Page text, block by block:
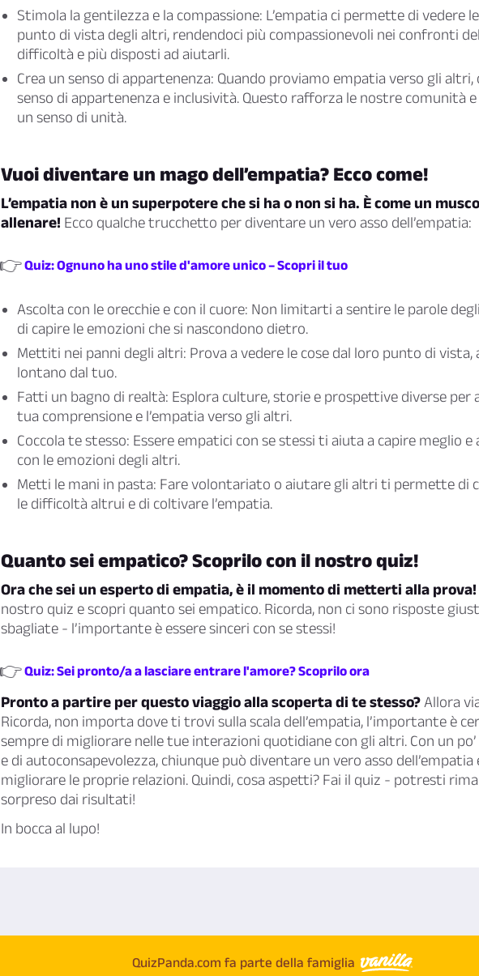
Stimola la gentilezza e la compassione: L’empatia ci permette di vedere
punto di vista degli altri, rendendoci più compassionevoli nei confronti
difficoltà e più disposti ad aiutarli.
Crea un senso di appartenenza: Quando proviamo empatia verso gli altri,
senso di appartenenza e inclusività. Questo rafforza le nostre comunità
un senso di unità.
Vuoi diventare un mago dell’empatia? Ecco come!
L’empatia non è un superpotere che si ha o non si ha. È come un
allenare! Ecco qualche trucchetto per diventare un vero asso dell’empatia:
👉Quiz: Ognuno ha uno stile d'amore unico – Scopri il tuo
Ascolta con le orecchie e con il cuore: Non limitarti a sentire le parole
di capire le emozioni che si nascondono dietro.
Mettiti nei panni degli altri: Prova a vedere le cose dal loro punto di vista,
lontano dal tuo.
Fatti un bagno di realtà: Esplora culture, storie e prospettive diverse per
tua comprensione e l’empatia verso gli altri.
Coccola te stesso: Essere empatici con se stessi ti aiuta a capire meglio
con le emozioni degli altri.
Metti le mani in pasta: Fare volontariato o aiutare gli altri ti permette di
le difficoltà altrui e di coltivare l’empatia.
Quanto sei empatico? Scoprilo con il nostro quiz!
Ora che sei un esperto di empatia, è il momento di metterti alla prova!
nostro quiz e scopri quanto sei empatico. Ricorda, non ci sono risposte
sbagliate - l’importante è essere sinceri con se stessi!
👉Quiz: Sei pronto/a a lasciare entrare l'amore? Scoprilo ora
Pronto a partire per questo viaggio alla scoperta di te stesso? Allora
Ricorda, non importa dove ti trovi sulla scala dell’empatia, l’importante è
sempre di migliorare nelle tue interazioni quotidiane con gli altri. Con un
e di autoconsapevolezza, chiunque può diventare un vero asso dell’empatia
migliorare le proprie relazioni. Quindi, cosa aspetti? Fai il quiz - potresti
sorpreso dai risultati!
In bocca al lupo!
QuizPanda.com fa parte della famiglia